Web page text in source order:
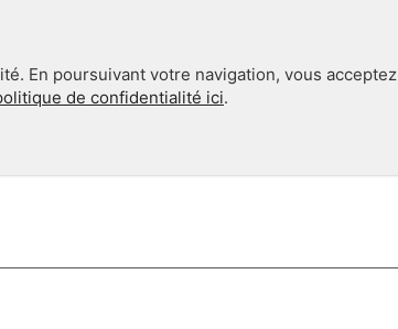
En poursuivant votre navigation, vous acceptez
de confidentialité ici.